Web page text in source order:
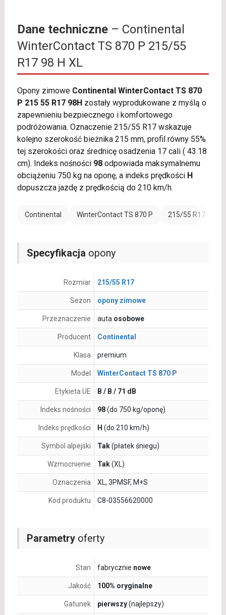
Dane techniczne– Continental
WinterContact TS 870 P 215/55
R17 98 H XL
Opony zimowe Continental WinterContact TS 870
P 215 55 R17 98Hzostały wyprodukowane z myślą o
zapewnieniu bezpiecznego i komfortowego
podróżowania. Oznaczenie 215/55 R17 wskazuje
kolejno szerokość bieżnika 215 mm, profil równy 55%
tej szerokości oraz średnicę osadzenia 17 cali ( 43.18
cm). Indeks nośności 98odpowiada maksymalnemu
obciążeniu 750 kg na oponę, a indeks prędkości H
dopuszcza jazdę z prędkością do 210 km/h.
Continental WinterContact TS 870 P 215/55 R17
Parametryoferty
Stan fabrycznie nowe
Jakość 100% oryginalne
Gatunek pierwszy(najlepszy)
Specyfikacja opony
Rozmiar 215/55 R17
Sezon opony zimowe
Przeznaczenie auta osobowe
Producent Continental
Klasa premium
Model WinterContact TS 870 P
Etykieta UE B / B / 71 dB
Indeks nośności 98(do 750 kg/oponę)
Indeks prędkości H (do 210 km/h)
Symbol alpejski Tak(płatek śniegu)
Wzmocnienie Tak(XL)
Oznaczenia XL, 3PMSF, M+S
Kod produktu C8-03556620000